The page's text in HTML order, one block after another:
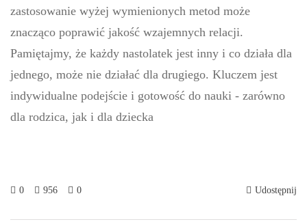
zastosowanie wyżej wymienionych metod może
znacząco poprawić jakość wzajemnych relacji.
Pamiętajmy, że każdy nastolatek jest inny i co działa dla
jednego, może nie działać dla drugiego. Kluczem jest
indywidualne podejście i gotowość do nauki - zarówno
dla rodzica, jak i dla dziecka
0 956 0 Udostępnij